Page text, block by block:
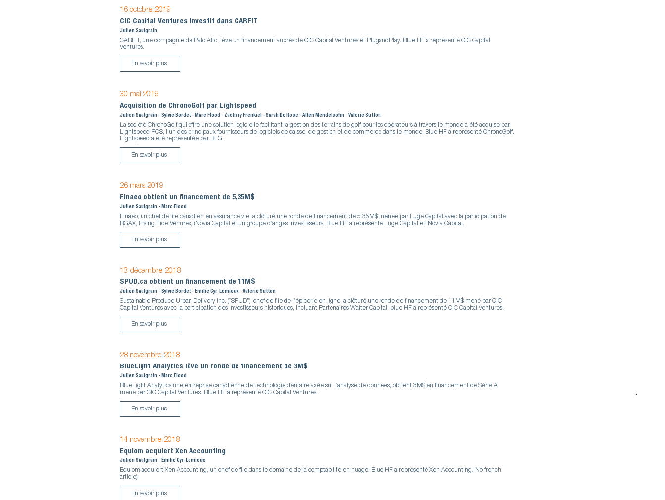
16 octobre 2019
CIC Capital Ventures investit dans CARFIT
Julien Saulgrain
CARFIT, une compagnie de Palo Alto, lève un financement auprès de CIC Capital Ventures et PlugandPlay. Blue HF a représenté CIC Capital
Ventures.
En savoir plus
30 mai 2019
Acquisition de ChronoGolf par Lightspeed
Julien Saulgrain - Sylvie Bordet - Marc Flood - Zachary Frenkiel - Sarah De Rose - Allen Mendelsohn - Valerie Sutton
La société ChronoGolf qui offre une solution logicielle facilitant la gestion des terrains de golf pour les opérateurs à travers le monde a été acquise par
Lightspeed POS, l’un des principaux fournisseurs de logiciels de caisse, de gestion et de commerce dans le monde. Blue HF a représenté ChronoGolf.
Lightspeed a été représentée par BLG.
En savoir plus
26 mars 2019
Finaeo obtient un financement de 5,35M$
Julien Saulgrain - Marc Flood
Finaeo, un chef de file canadien en assurance vie, a clôturé une ronde de financement de 5.35M$ menée par Luge Capital avec la participation de
RGAX, Rising Tide Venures, iNovia Capital et un groupe d’anges investisseurs. Blue HF a représenté Luge Capital et iNovia Capital.
En savoir plus
13 décembre 2018
SPUD.ca obtient un financement de 11M$
Julien Saulgrain - Sylvie Bordet - Émilie Cyr-Lemieux - Valerie Sutton
Sustainable Produce Urban Delivery Inc. (“SPUD”), chef de file de l’épicerie en ligne, a clôturé une ronde de financement de 11M$ mené par CIC
Capital Ventures avec la participation des investisseurs historiques, incluant Partenaires Walter Capital. blue HF a représenté CIC Capital Ventures.
En savoir plus
28 novembre 2018
BlueLight Analytics lève un ronde de financement de 3M$
Julien Saulgrain - Marc Flood
BlueLight Analytics,une entreprise canadienne de technologie dentaire axée sur l’analyse de données, obtient 3M$ en financement de Série A
mené par CIC Capital Ventures. Blue HF a représenté CIC Capital Ventures.
En savoir plus
14 novembre 2018
Equiom acquiert Xen Accounting
Julien Saulgrain - Émilie Cyr-Lemieux
Equiom acquiert Xen Accounting, un chef de file dans le domaine de la comptabilité en nuage. Blue HF a représenté Xen Accounting. (No french
article).
En savoir plus